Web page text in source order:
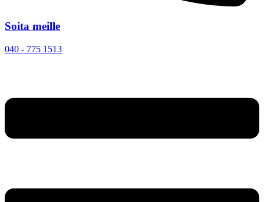
Soita meille
040 - 775 1513